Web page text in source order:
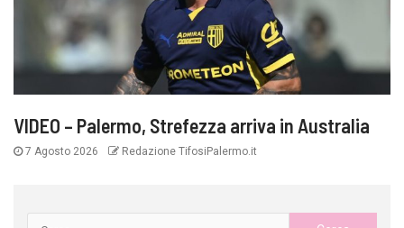
VIDEO – Palermo, Strefezza arriva in Australia
7 Agosto 2026 Redazione TifosiPalermo.it